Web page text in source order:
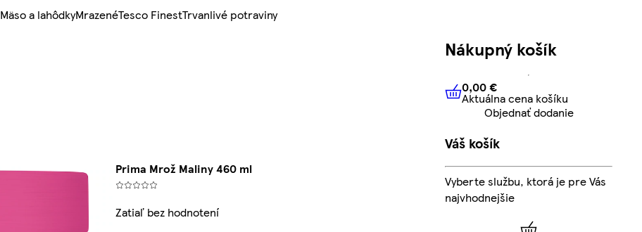
Mäso a lahôdkyMrazenéTesco FinestTrvanlivé potraviny
Prima Mrož Maliny 460 ml
Zatiaľ bez hodnotení
Nákupný košík
0,00 € Aktuálna cena košíku
0,00 €
Aktuálna cena košíku
Objednať dodanie
Váš košík
Vyberte službu, ktorá je pre Vás
najvhodnejšie